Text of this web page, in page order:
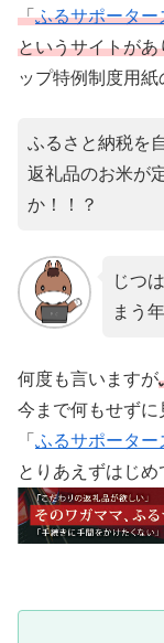
「ふるサポーター
というサイトがあ
ップ特例制度用紙
ふるさと納税を
返礼品のお米が
か！！？
じつ
まう
何度も言いますが
今まで何もせず
「 ふるサポーター
とりあえずはじめ